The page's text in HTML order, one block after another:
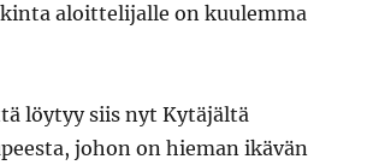
aloittelijalle on kuulemma
löytyy siis nyt Kytäjältä
johon on hieman ikävän